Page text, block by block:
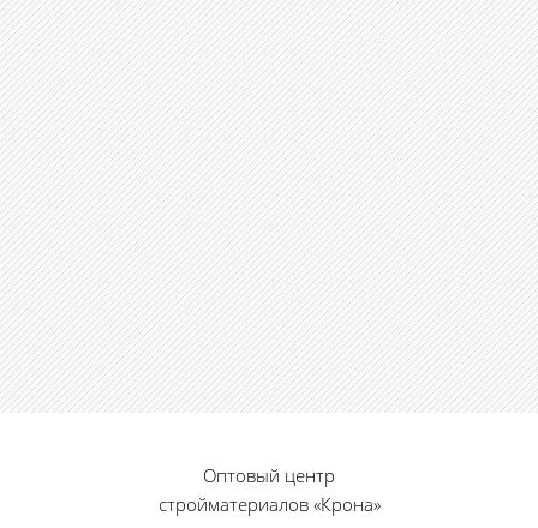
Оптовый центр
стройматериалов «Крона»